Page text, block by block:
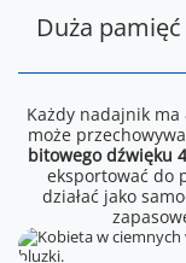
Duża pamięć
Każdy nadajnik ma
może
bitowego dźwięku
eksportować do
działać jako